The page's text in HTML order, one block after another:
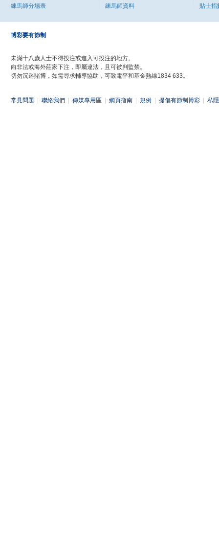
練馬師分場表
練馬師資料
貼士指
博彩要有節制
未滿十八歲人士不得投注或進入可投注的地方。
向非法或海外莊家下注，即屬違法，且可被判監禁。
切勿沉迷賭博，如需尋求輔導協助，可致電平和基金熱線1834 633。
常見問題 聯絡我們 傳媒專用區 網頁指南 規例 提倡有節制博彩 私